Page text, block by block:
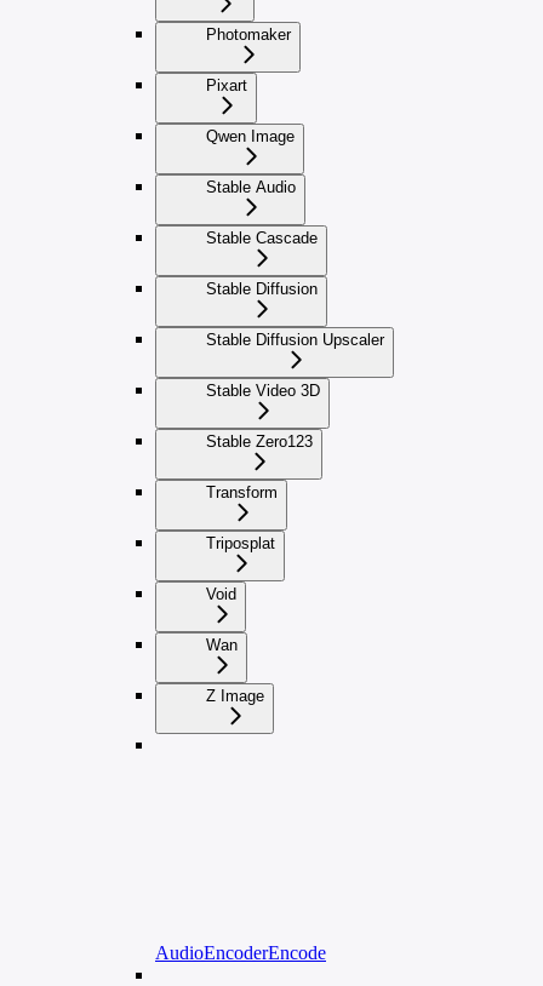
Photomaker
Pixart
Qwen Image
Stable Audio
Stable Cascade
Stable Diffusion
Stable Diffusion Upscaler
Stable Video 3D
Stable Zero123
Transform
Triposplat
Void
Wan
Z Image
AudioEncoderEncode